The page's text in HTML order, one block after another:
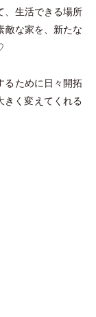
、生活できる場所
敵な家を、新たな
るために日々開拓
きく変えてくれる